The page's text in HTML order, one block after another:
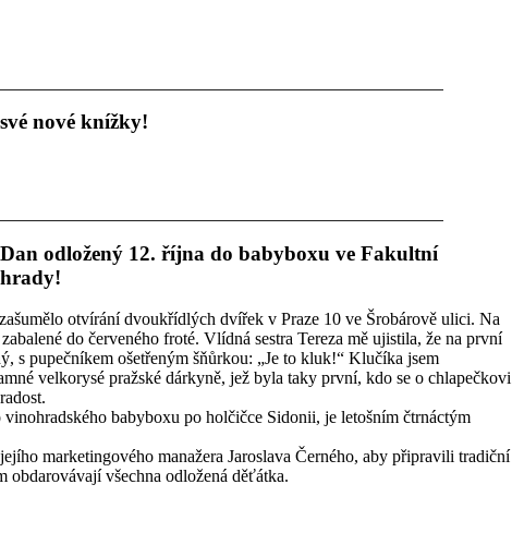
nové knížky!
odložený 12. října do babyboxu ve Fakultní
otvírání dvoukřídlých dvířek v Praze 10 ve Šrobárově ulici. Na
do červeného froté. Vlídná sestra Tereza mě ujistila, že na první
s pupečníkem ošetřeným šňůrkou: „Je to kluk!“ Klučíka jsem
velkorysé pražské dárkyně, jež byla taky první, kdo se o chlapečkovi
babyboxu po holčičce Sidonii, je letošním čtrnáctým
marketingového manažera Jaroslava Černého, aby připravili tradiční
obdarovávají všechna odložená děťátka.